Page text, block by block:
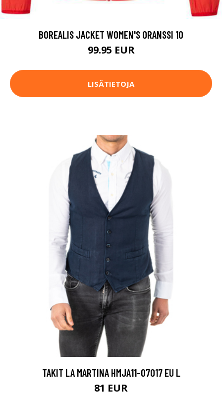
BOREALIS JACKET WOMEN'S ORANSSI 10
99.95 EUR
LISÄTIETOJA
TAKIT LA MARTINA HMJA11-07017 EU L
81 EUR